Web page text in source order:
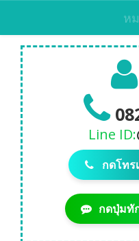
ห
Line ID:
กดโทร
กดปุ่มทั